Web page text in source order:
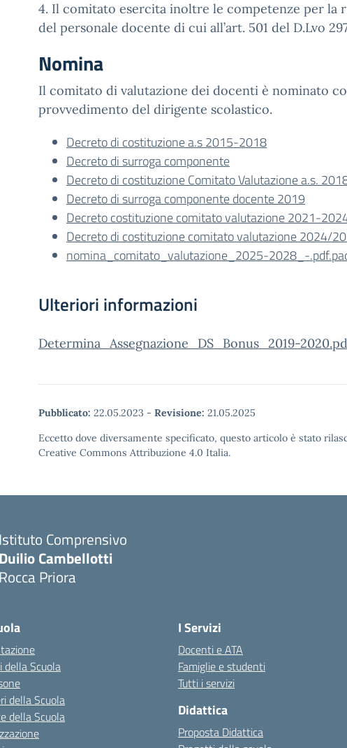
4. Il comitato esercita inoltre le competenze per la
del personale docente di cui all’art. 501 del D.Lvo
Nomina
Il comitato di valutazione dei docenti è nominato
provvedimento del dirigente scolastico.
Decreto di costituzione a.s 2015-2018
Decreto di surroga componente
Decreto di costituzione Comitato Valutazione a.s.
Decreto di surroga componente docente 2019
Decreto costituzione comitato valutazione 2021-
Decreto di costituzione comitato valutazione 2024/
nomina_comitato_valutazione_2025-2028_-
Ulteriori informazioni
Determina_Assegnazione_DS_Bonus_2019-
Pubblicato: 22.05.2023 - Revisione: 21.05.2025
Eccetto dove diversamente specificato, questo articolo è stato
Creative Commons Attribuzione 4.0 Italia.
Istituto Comprensivo
Duilio Cambellotti
Rocca Priora
della Scuola
della Scuola
della Scuola
I Servizi
Docenti e ATA
Famiglie e studenti
Tutti i servizi
Didattica
Proposta Didattica